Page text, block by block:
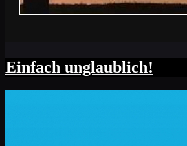
Einfach unglaublich!